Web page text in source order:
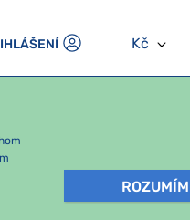
Kč
ROZUMÍM